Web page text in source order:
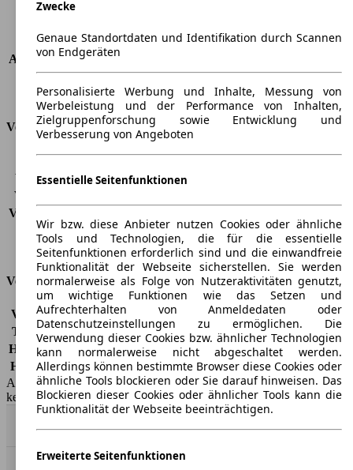
Türen
Dachlast
-
Anhängelast (ungebremst)
Anhängelast (gebremst)
1100 kg
Kofferraumvolumen
-
Verbrauch
Verbrauch (Stadt)
7,3 l/100km
Verbrauch (Land)
Verbrauch (komb.)*
Schadstoffklasse
EU4
Tankinhalt
60 l
Versicherungsklassen
Vollkasko -
Teilkasko -
Haftpflicht
HSN/TSN 4136/AES
AutoScout24 GmbH übernimmt für die Richtigkeit der Angaben
keine Gewähr.
Zwecke
Genaue Standortdaten und Identifikation durch Scannen
von Endgeräten
Personalisierte Werbung und Inhalte, Messung von
Werbeleistung und der Performance von Inhalten,
Zielgruppenforschung sowie Entwicklung und
Verbesserung von Angeboten
Essentielle Seitenfunktionen
Wir bzw. diese Anbieter nutzen Cookies oder ähnliche
Tools und Technologien, die für die essentielle
Seitenfunktionen erforderlich sind und die einwandfreie
Funktionalität der Webseite sicherstellen. Sie werden
normalerweise als Folge von Nutzeraktivitäten genutzt,
um wichtige Funktionen wie das Setzen und
Aufrechterhalten von Anmeldedaten oder
Datenschutzeinstellungen zu ermöglichen. Die
Verwendung dieser Cookies bzw. ähnlicher Technologien
kann normalerweise nicht abgeschaltet werden.
Allerdings können bestimmte Browser diese Cookies oder
ähnliche Tools blockieren oder Sie darauf hinweisen. Das
Blockieren dieser Cookies oder ähnlicher Tools kann die
Funktionalität der Webseite beeinträchtigen.
Erweiterte Seitenfunktionen